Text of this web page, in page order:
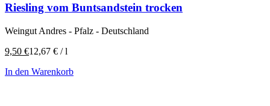
Riesling vom Buntsandstein trocken
Weingut Andres - Pfalz - Deutschland
9,50 €12,67 € /l
In den Warenkorb